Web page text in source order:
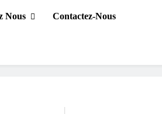
Nous Contactez-Nous